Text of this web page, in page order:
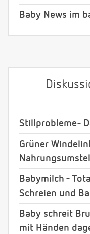
Baby News im
Stillprobleme-
Grüner
Babymilch -
Schreien und
Baby schreit
mit Händen